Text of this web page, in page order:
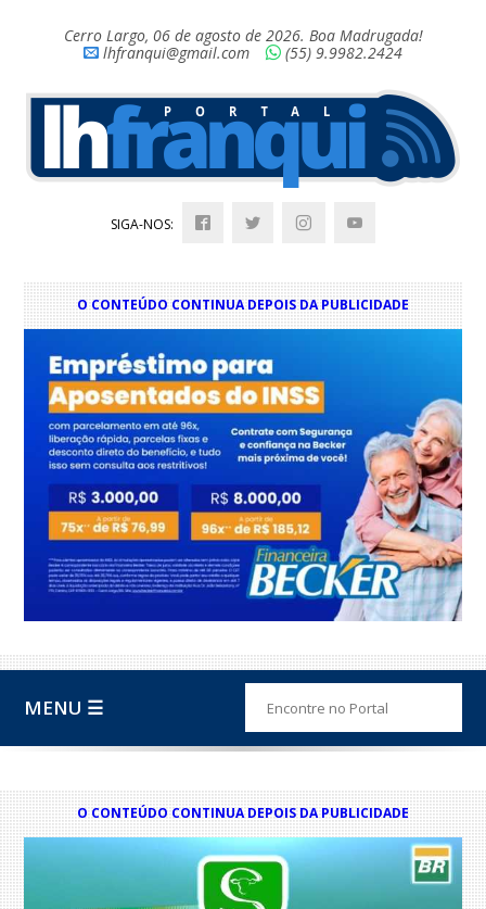
Cerro Largo, 06 de agosto de 2026. Boa Madrugada!
lhfranqui@gmail.com
(55) 9.9982.2424
SIGA-NOS:
O CONTEÚDO CONTINUA DEPOIS DA PUBLICIDADE
MENU ☰
O CONTEÚDO CONTINUA DEPOIS DA PUBLICIDADE